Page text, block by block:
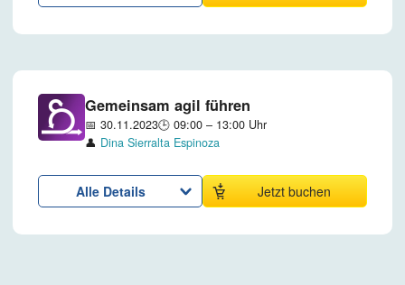
Gemeinsam agil führen
📅 30.11.2023🕒 09:00 – 13:00 Uhr
👤 Dina Sierralta Espinoza
Alle Details Jetzt buchen